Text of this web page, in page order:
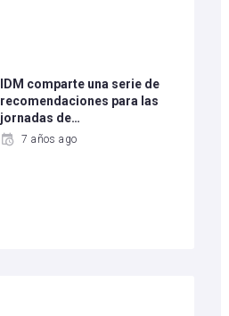
IDM comparte una serie de
recomendaciones para las
jornadas de…
7 años ago